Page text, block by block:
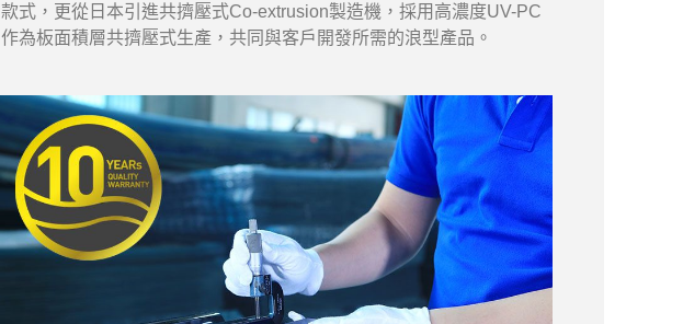
款式，更從日本引進共擠壓式Co-extrusion製造機，採用高濃度UV-PC
作為板面積層共擠壓式生產，共同與客戶開發所需的浪型產品。